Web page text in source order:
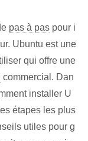
pas à pas pour i
Ubuntu est une
qui offre une
commercial. Dan
installer U
étapes les plus
utiles pour g